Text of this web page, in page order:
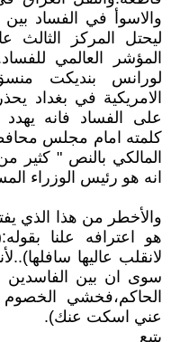
ليحتل المركز الثالث
المؤشر العالمي
لورانس بنديكت
الامريكية في بغداد
على الفساد فانه يهدد
المالكي بالنص " كثير
انه هو رئيس الوزراء
والأخطر من هذا الذي
هو اعترافه علنا
لانقلب عاليها
سوى ان بين الفاسدين
الحاكم،فخشي
عني اسكت عنك).
يتبع